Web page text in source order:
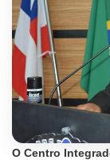
O Centro